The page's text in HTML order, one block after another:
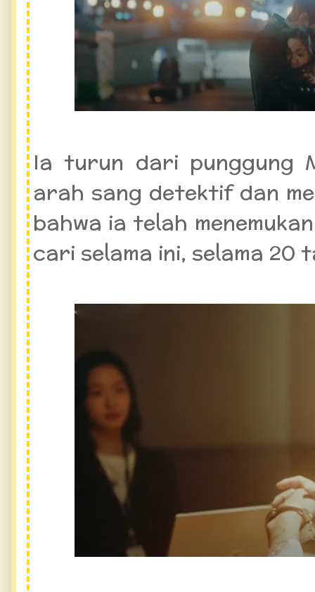
Ia turun dari punggung
arah sang detektif dan
bahwa ia telah
cari selama ini, selama 20